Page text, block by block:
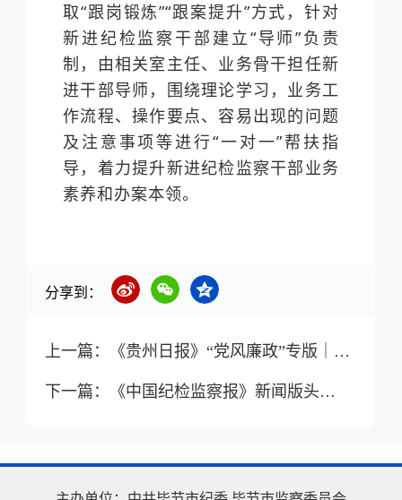
取“跟岗锻炼”“跟案提升”方式，针对
新进纪检监察干部建立“导师”负责
制，由相关室主任、业务骨干担任新
进干部导师，围绕理论学习，业务工
作流程、操作要点、容易出现的问题
及注意事项等进行“一对一”帮扶指
导，着力提升新进纪检监察干部业务
素养和办案本领。
分享到：
上一篇： 《贵州日报》“党风廉政”专版｜以大数据信息化赋能正风反腐
下一篇： 《中国纪检监察报》新闻版头条、中央纪委国家监委网站｜贵州深化大数据信息化技术应用 数字赋能正风反腐